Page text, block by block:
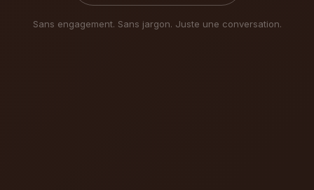
Sans engagement. Sans jargon. Juste une conversation.